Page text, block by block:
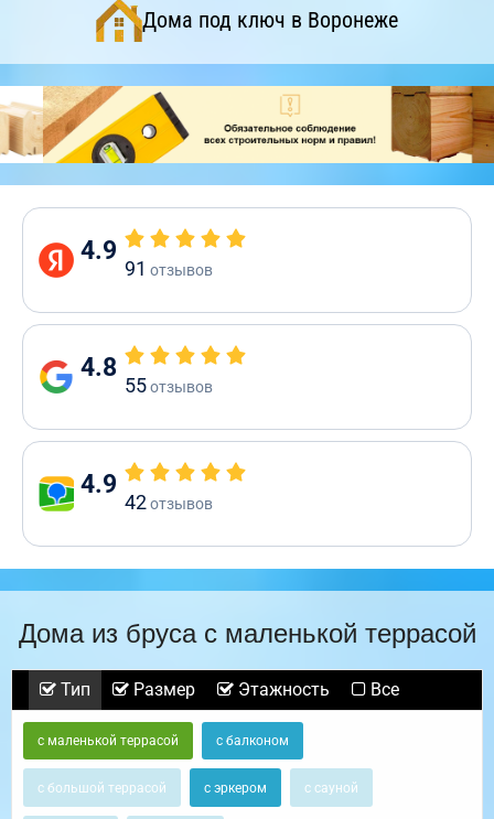
Дома под ключ в Воронеже
4.9
91 отзывов
4.8
55отзывов
4.9
42отзывов
Дома из бруса с маленькой террасой
Тип Размер Этажность Все
с маленькой террасой с балконом
с большой террасой с эркером с сауной